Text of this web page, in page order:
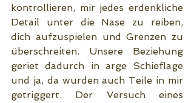
kontrollieren, mir jedes erdenkliche
Detail unter die Nase zu reiben,
dich aufzuspielen und Grenzen zu
überschreiten. Unsere Beziehung
geriet dadurch in arge Schieflage
und ja, da wurden auch Teile in mir
getriggert. Der Versuch eines